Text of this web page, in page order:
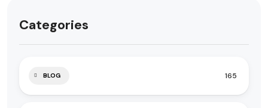
Categories
BLOG 165